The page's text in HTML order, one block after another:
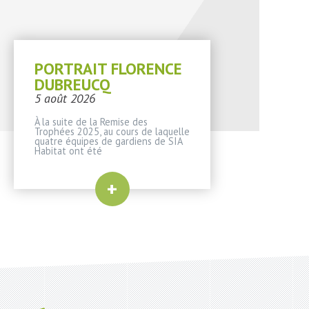
PORTRAIT FLORENCE
DUBREUCQ
5 août 2026
À la suite de la Remise des
Trophées 2025, au cours de laquelle
quatre équipes de gardiens de SIA
Habitat ont été
+